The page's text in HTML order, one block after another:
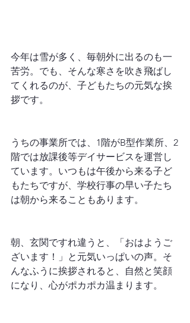
今年は雪が多く、毎朝外に出るのも一
苦労。でも、そんな寒さを吹き飛ばし
てくれるのが、子どもたちの元気な挨
拶です。
うちの事業所では、1階がB型作業所、2
階では放課後等デイサービスを運営し
ています。いつもは午後から来る子ど
もたちですが、学校行事の早い子たち
は朝から来ることもあります。
朝、玄関ですれ違うと、「おはようご
ざいます！」と元気いっぱいの声。そ
んなふうに挨拶されると、自然と笑顔
になり、心がポカポカ温まります。